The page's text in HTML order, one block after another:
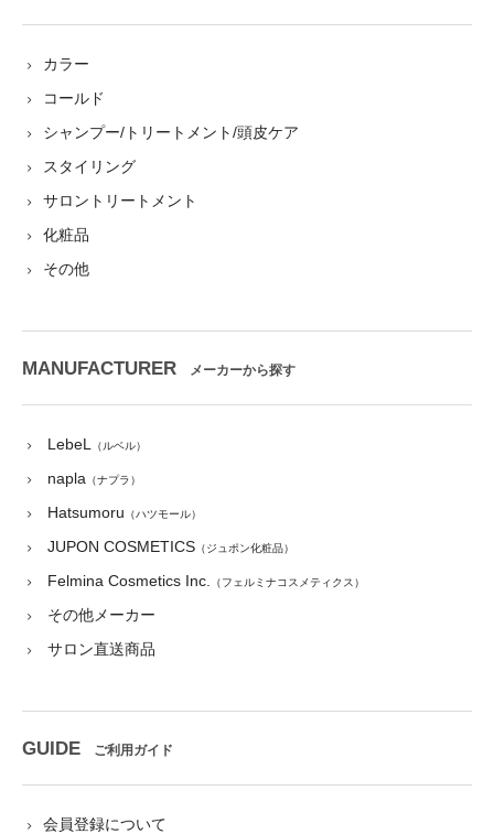
カラー
コールド
シャンプー/トリートメント/頭皮ケア
スタイリング
サロントリートメント
化粧品
その他
MANUFACTURER メーカーから探す
LebeL （ルベル）
napla （ナプラ）
Hatsumoru （ハツモール）
JUPON COSMETICS （ジュポン化粧品）
Felmina Cosmetics Inc. （フェルミナコスメティクス）
その他メーカー
サロン直送商品
GUIDE ご利用ガイド
会員登録について